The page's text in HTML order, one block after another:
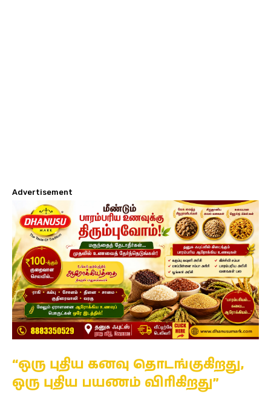
Advertisement
“ஒரு புதிய கனவு தொடங்குகிறது,
ஒரு புதிய பயணம் விரிகிறது”